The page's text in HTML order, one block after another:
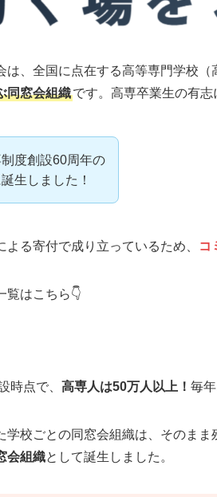
は、全国に点在する高等専門学校（
同窓会組織です。高専卒業生の有志
度創設60周年の
生しました！
る寄付で成り立っているため、 コ
覧はこちら👇
時点で、 高専人は50万人以上！ 毎
学校ごとの同窓会組織は、そのまま
会組織として誕生しました。